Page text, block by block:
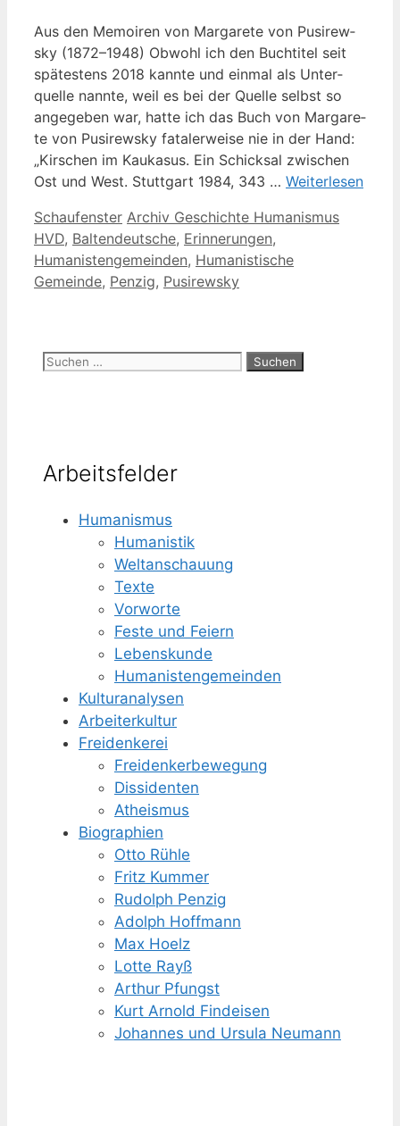
Aus den Memoi­ren von Mar­ga­re­te von Pusirew­
sky (1872–1948) Obwohl ich den Buch­ti­tel seit
spä­tes­tens 2018 kann­te und ein­mal als Unter­
quel­le nann­te, weil es bei der Quel­le selbst so
ange­ge­ben war, hat­te ich das Buch von Mar­ga­re­
te von Pusirew­sky fata­ler­wei­se nie in der Hand:
„Kir­schen im Kau­ka­sus. Ein Schick­sal zwi­schen
Ost und West. Stutt­gart 1984, 343 … Wei­ter­le­sen
Kategorien
Schaufenster Schlagwörter
Archiv Geschichte Humanismus
HVD, Baltendeutsche, Erinnerungen,
Humanistengemeinden, Humanistische
Gemeinde, Penzig, Pusirewsky
Suchen
Arbeitsfelder
Humanismus
Humanistik
Weltanschauung
Texte
Vorworte
Feste und Feiern
Lebenskunde
Humanisten­gemeinden
Kulturanalysen
Arbeiterkultur
Freidenkerei
Freidenker­bewegung
Dissidenten
Atheismus
Biographien
Otto Rühle
Fritz Kummer
Rudolph Penzig
Adolph Hoffmann
Max Hoelz
Lotte Rayß
Arthur Pfungst
Kurt Arnold Findeisen
Johannes und Ursula Neumann